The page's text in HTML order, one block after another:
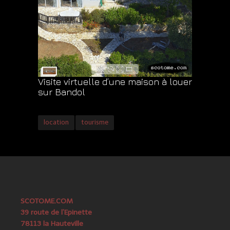
Visite virtuelle d’une maison à louer
sur Bandol
location tourisme
SCOTOME.COM
39 route de l’Epinette
78113 la Hauteville